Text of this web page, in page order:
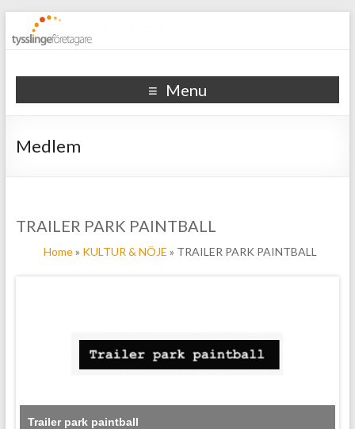
Tysslinge företagare
Menu
Medlem
TRAILER PARK PAINTBALL
Home» KULTUR & NÖJE » TRAILER PARK PAINTBALL
Trailer park paintball